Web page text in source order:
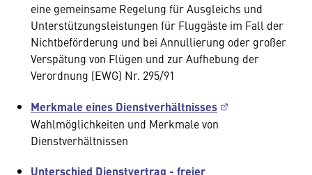
eine gemeinsame Regelung für Ausgleichs und
Unterstützungsleistungen für Fluggäste im Fall der
Nichtbeförderung und bei Annullierung oder großer
Verspätung von Flügen und zur Aufhebung der
Verordnung (EWG) Nr. 295/91
Merkmale eines Dienstverhältnisses
Wahlmöglichkeiten und Merkmale von
Dienstverhältnissen
Unterschied Dienstvertrag - freier